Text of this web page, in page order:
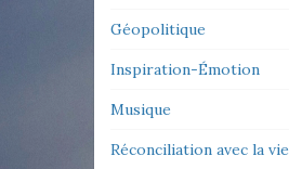
Géopolitique
Inspiration-Émotion
Musique
Réconciliation avec la vie